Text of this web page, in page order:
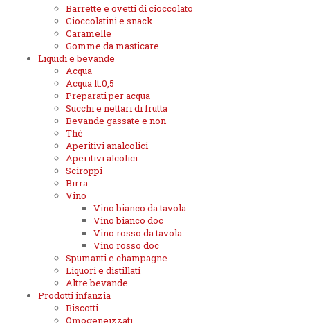
Barrette e ovetti di cioccolato
Cioccolatini e snack
Caramelle
Gomme da masticare
Liquidi e bevande
Acqua
Acqua lt.0,5
Preparati per acqua
Succhi e nettari di frutta
Bevande gassate e non
Thè
Aperitivi analcolici
Aperitivi alcolici
Sciroppi
Birra
Vino
Vino bianco da tavola
Vino bianco doc
Vino rosso da tavola
Vino rosso doc
Spumanti e champagne
Liquori e distillati
Altre bevande
Prodotti infanzia
Biscotti
Omogeneizzati